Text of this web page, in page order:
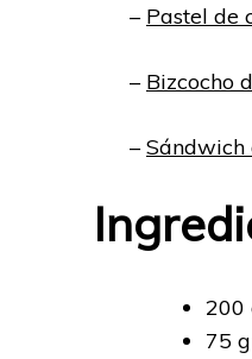
– Pastel de
– Bizcocho
–Sándwich
200
75